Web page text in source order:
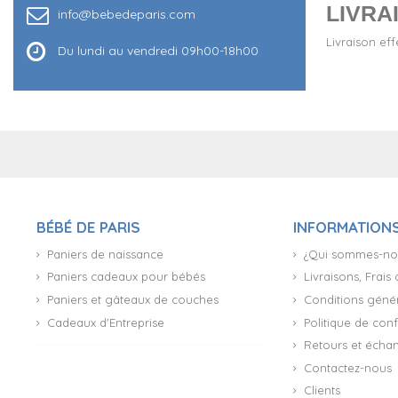
info@bebedeparis.com
Du lundi au vendredi 09h00-18h00
Livraison
BÉBÉ DE PARIS
Paniers de naissance
Paniers cadeaux pour bébés
Paniers et gâteaux de couches
Cadeaux d'Entreprise
¿Qui sommes-
Livraisons, Frais
Conditions
Politique de
Retours et
Contactez-nous
Clients